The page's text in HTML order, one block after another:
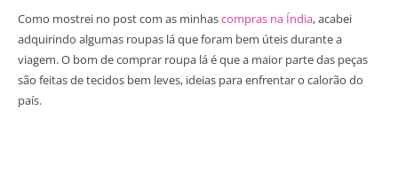
Como mostrei no post com as minhascompras na Índia, acabei
adquirindo algumas roupas lá que foram bem úteis durante a
viagem. O bom de comprar roupa lá é que a maior parte das peças
são feitas de tecidos bem leves, ideias para enfrentar o calorão do
país.